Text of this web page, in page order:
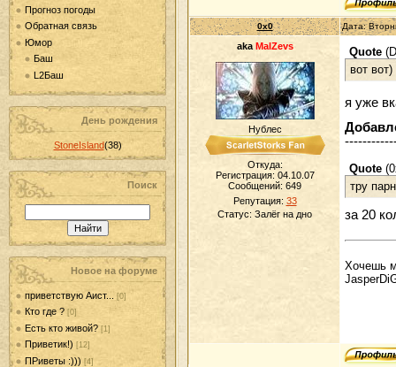
Прогноз погоды
Обратная связь
Юмор
Баш
L2Баш
День рождения
StoneIsland(38)
Поиск
Новое на форуме
приветствую Аист... [0]
Кто где ? [0]
Есть кто живой? [1]
Приветик!) [12]
ПРиветы :))) [4]
0x0 Дата:
aka MalZevs
Нублес
Откуда:
Регистрация: 04.10.07
Сообщений: 649
Репутация: 33
Статус: Залёг на дно
Quote (
вот
я уже
Quote (
тру
за 20
Хочешь